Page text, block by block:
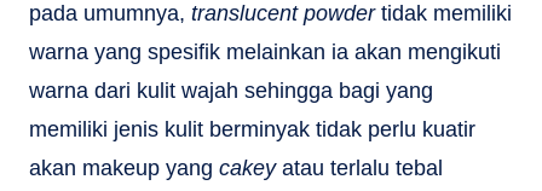
pada umumnya, translucent powder tidak memiliki
warna yang spesifik melainkan ia akan mengikuti
warna dari kulit wajah sehingga bagi yang
memiliki jenis kulit berminyak tidak perlu kuatir
akan makeup yang cakeyatau terlalu tebal